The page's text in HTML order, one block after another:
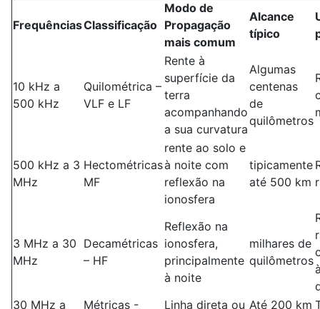
FrequênciasClassificação
Modo de
Propagação
mais comum
Alcance
típico
10 kHz a
500 kHz
Quilométrica –
VLF e LF
Rente à
superfície da
terra
acompanhando
a sua curvatura
Algumas
centenas
de
quilômetros
500 kHz a 3
MHz
Hectométricas
MF
rente ao solo e
à noite com
reflexão na
ionosfera
tipicamente
até 500 km
3 MHz a 30
MHz
Decamétricas
– HF
Reflexão na
ionosfera,
principalmente
à noite
milhares de
quilômetros
30 MHz a
Métricas -
Linha direta ou Até 200 km